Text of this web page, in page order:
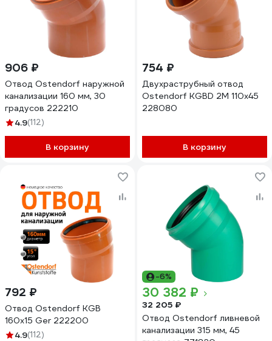
906 ₽
Отвод Ostendorf наружной
канализации 160 мм, 30
градусов 222210
4.9(112)
В корзину
754 ₽
Двухраструбный отвод
Ostendorf KGBD 2M 110x45
228080
В корзину
792 ₽
Отвод Ostendorf KGВ
160x15 Ger 222200
4.9(112)
-6%
30 382 ₽
32 205 ₽
Отвод Ostendorf ливневой
канализации 315 мм, 45